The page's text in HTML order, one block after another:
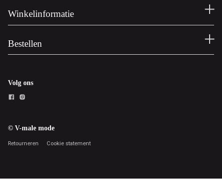
Winkelinformatie
Bestellen
Volg ons
© V-male mode
Retourneren Cookie statement